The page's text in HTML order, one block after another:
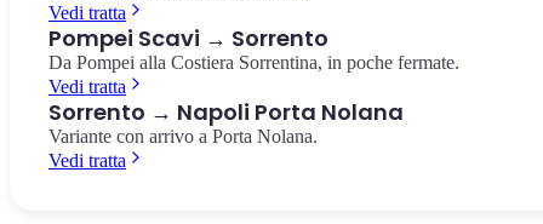
Vedi tratta
Pompei Scavi → Sorrento
Da Pompei alla Costiera Sorrentina, in poche fermate.
Vedi tratta
Sorrento → Napoli Porta Nolana
Variante con arrivo a Porta Nolana.
Vedi tratta